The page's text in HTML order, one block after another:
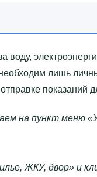
воду,
лишь
показаний
на пункт меню
ЖКУ, двор» и